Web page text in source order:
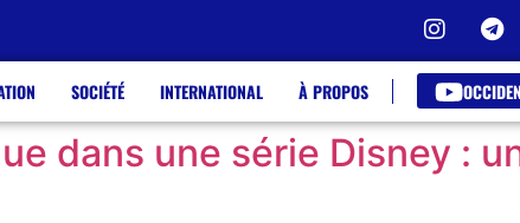
SOCIÉTÉ INTERNATIONAL À PROPOS
dans une série Disney :